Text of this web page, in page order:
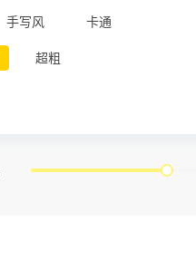
手写风 卡通
超粗